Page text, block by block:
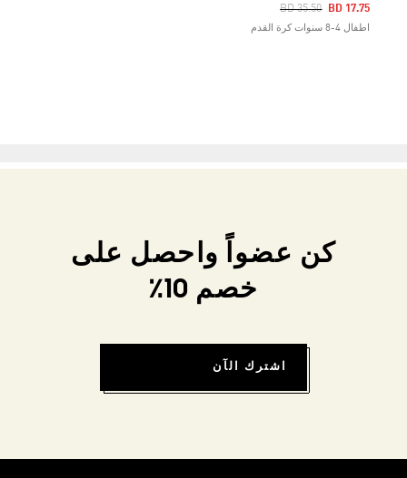
Price Reduced From
BD 35.50
To BD 17.75
اطفال 4-8 سنوات كرة القدم
كن عضواً واحصل على
خصم 10٪
اشترك الآن